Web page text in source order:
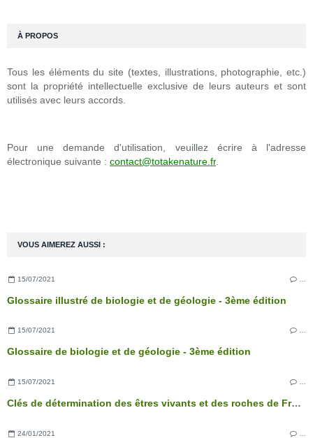
VOUS AIMEREZ AUSSI :
15/07/2021
Glossaire illustré de biologie et de géologie - 3ème édition
15/07/2021 …
Glossaire de biologie et de géologie - 3ème édition
15/07/2021
Clés de détermination des êtres vivants et des roches de France - 3ème édition
24/01/2021
À PROPOS
Tous les éléments du site (textes, illustrations, photographie, etc.)
sont la propriété intellectuelle exclusive de leurs auteurs et sont
utilisés avec leurs accords.
Pour une demande d'utilisation, veuillez écrire à l'adresse
électronique suivante : contact@totakenature.fr